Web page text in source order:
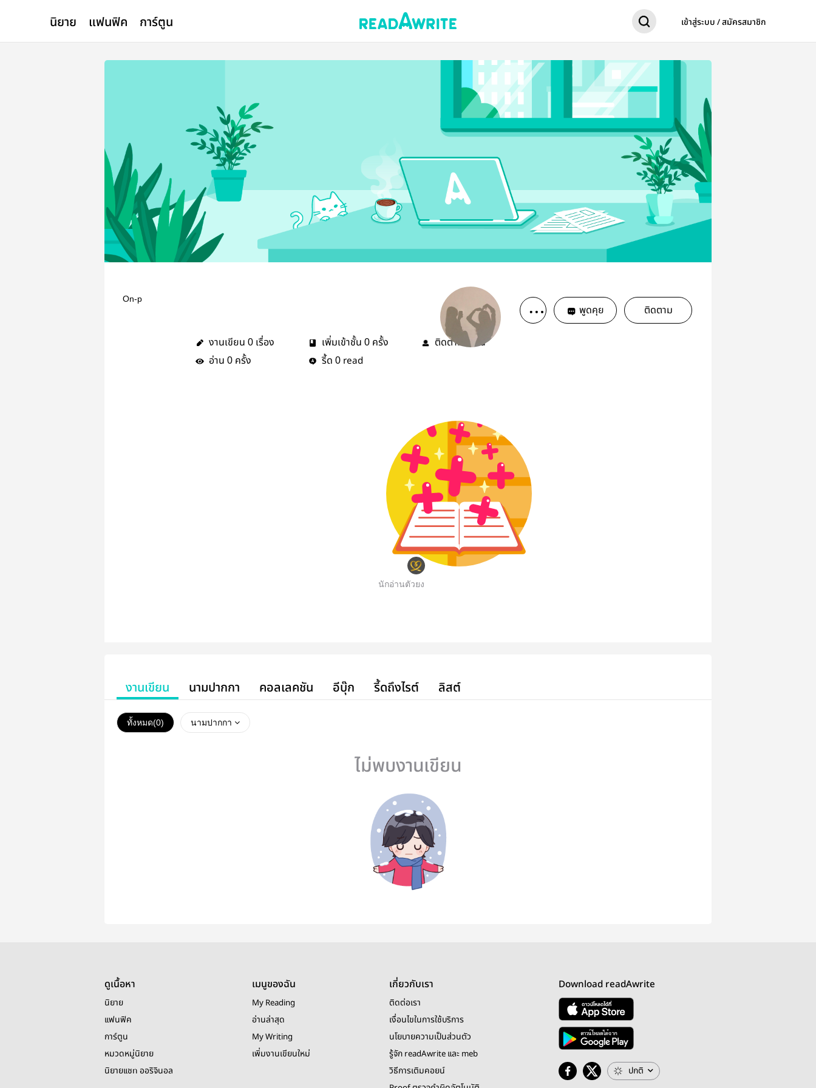
นิยาย แฟนฟิค การ์ตูน เข้าสู่ระบบ / สมัครสมาชิก
On-p
พูดคุย ติดตาม
งานเขียน 0 เรื่อง เพิ่มเข้าชั้น 0 ครั้ง ติดตาม 0คน
อ่าน 0 ครั้ง รี้ด 0 read
นักอ่านตัวยง
งานเขียน นามปากกา คอลเลคชัน อีบุ๊ก รี้ดถึงไรต์ ลิสต์
ทั้งหมด(0) นามปากกา
ไม่พบงานเขียน
ดูเนื้อหา
นิยาย
แฟนฟิค
การ์ตูน
หมวดหมู่นิยาย
นิยายแชท ออริจินอล
เมนูของฉัน
My Reading
อ่านล่าสุด
My Writing
เพิ่มงานเขียนใหม่
เกี่ยวกับเรา
ติดต่อเรา
เงื่อนไขในการใช้บริการ
นโยบายความเป็นส่วนตัว
รู้จัก readAwrite และ meb
วิธีการเติมคอยน์
Download readAwrite
ปกติ